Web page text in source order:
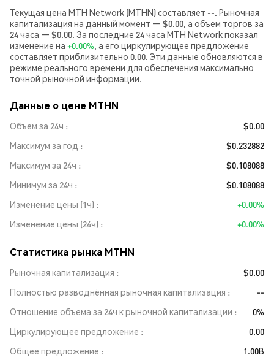
Текущая цена MTH Network (MTHN) составляет --. Рыночная
капитализация на данный момент — $0.00, а объем торгов за
24 часа — $0.00. За последние 24 часа MTH Network показал
изменение на +0.00%, а его циркулирующее предложение
составляет приблизительно 0.00. Эти данные обновляются в
режиме реального времени для обеспечения максимально
точной рыночной информации.
Данные о цене MTHN
Объем за 24ч
$0.00
Максимум за год
$0.232882
Максимум за 24ч
$0.108088
Минимум за 24ч
$0.108088
Изменение цены (1ч)
+0.00%
Изменение цены (24ч)
+0.00%
Статистика рынка MTHN
Рыночная капитализация
$0.00
Полностью разводнённая рыночная капитализация
--
Отношение объема за 24ч к рыночной капитализации
0%
Циркулирующее предложение
0.00
Общее предложение
1.00B